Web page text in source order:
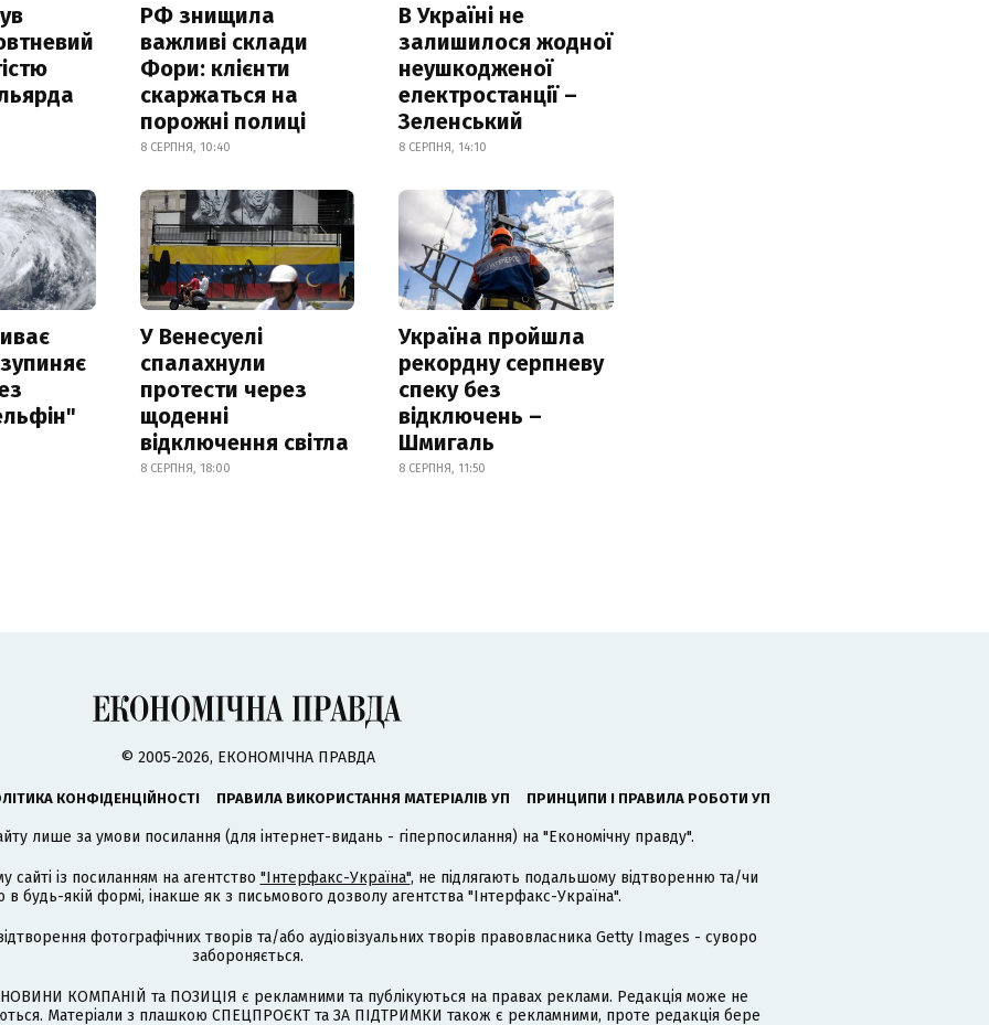
РФ знищила
важливі склади
Фори: клієнти
скаржаться на
порожні полиці
8 СЕРПНЯ, 10:40
В Україні не
залишилося жодної
неушкодженої
електростанції –
Зеленський
8 СЕРПНЯ, 14:10
У Венесуелі
спалахнули
протести через
щоденні
відключення світла
8 СЕРПНЯ, 18:00
Україна пройшла
рекордну серпневу
спеку без
відключень –
Шмигаль
8 СЕРПНЯ, 11:50
© 2005-2026, ЕКОНОМІЧНА ПРАВДА
КОНФІДЕНЦІЙНОСТІ ПРАВИЛА ВИКОРИСТАННЯ МАТЕРІАЛІВ УП ПРИНЦИПИ І ПРАВИЛА РОБОТИ УП
лише за умови посилання (для інтернет-видань - гіперпосилання) на "Економічну правду".
сайті із посиланням на агентство "Інтерфакс-Україна", не підлягають подальшому відтворенню та/чи
будь-якій формі, інакше як з письмового дозволу агентства "Інтерфакс-Україна".
фотографічних творів та/або аудіовізуальних творів правовласника Getty Images - суворо
забороняється.
НОВИНИ КОМПАНІЙ та ПОЗИЦІЯ є рекламними та публікуються на правах реклами. Редакція може не
Матеріали з плашкою СПЕЦПРОЄКТ та ЗА ПІДТРИМКИ також є рекламними, проте редакція бере